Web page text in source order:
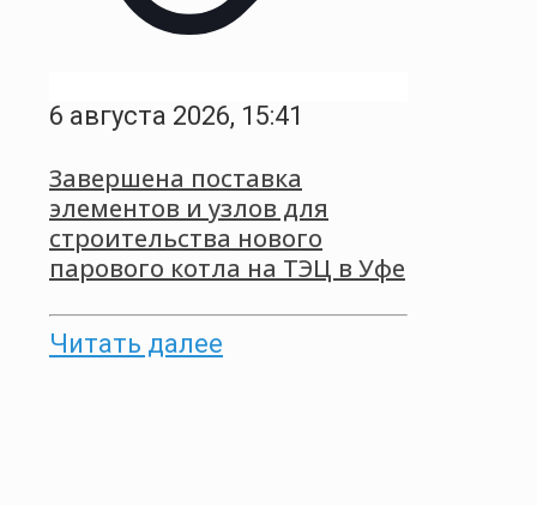
6 августа 2026, 15:41
Завершена поставка
элементов и узлов для
строительства нового
парового котла на ТЭЦ в Уфе
Читать далее